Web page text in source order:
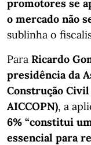
promotores se
o mercado não
sublinha o
Para Ricardo
presidência da
Construção
AICCOPN), a
6% “constitui
essencial para